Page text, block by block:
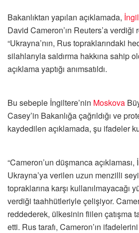
Bakanlıktan yapılan açıklamada,
David Cameron’ın Reuters’a verdiği
“Ukrayna’nın, Rus topraklarındaki
silahlarıyla saldırma hakkına sahip
açıklama yaptığı anımsatıldı.
Bu sebeple İngiltere’nin Moskova
Casey’in Bakanlığa çağrıldığı ve
kaydedilen açıklamada, şu ifadeler
“Cameron’un düşmanca açıklaması,
Ukrayna’ya verilen uzun menzilli
topraklarına karşı kullanılmayacağı
verdiği taahhütleriyle çelişiyor.
reddederek, ülkesinin fiilen çatışma
etti. Rus tarafı, Cameron’ın